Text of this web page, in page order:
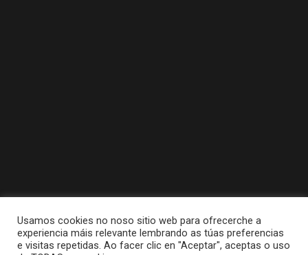
Usamos cookies no noso sitio web para ofrecerche a
experiencia máis relevante lembrando as túas preferencias
e visitas repetidas. Ao facer clic en "Aceptar", aceptas o uso